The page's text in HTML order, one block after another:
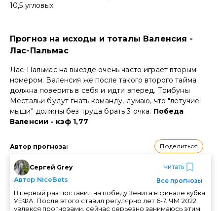
10,5 угловых
Прогноз на исходы и тоталы Валенсия -
Лас-Пальмас
Лас-Пальмас на выезде очень часто играет вторым
номером. Валенсия же после такого второго тайма
должна поверить в себя и идти вперед. Трибуны
Местальи будут гнать команду, думаю, что "летучие
мыши" должны без труда брать 3 очка. Победа
Валенсии - кэф 1,77
Автор прогноза: Поделиться
Cергей Grey
Автор NiceBets
Читать
Все прогнозы
В первый раз поставил на победу Зенита в финале кубка
УЕФА. После этого ставил регулярно лет 6-7. ЧМ 2022
увлекся прогнозами, сейчас серьезно занимаюсь этим